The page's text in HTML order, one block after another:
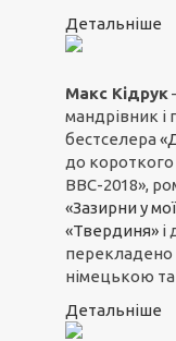
Детальніше
Макс Кідрук
мандрівник і
бестселера
до короткого
ВВС-2018»,
«Зазирни у
«Твердиня» і
перекладено
німецькою
Детальніше